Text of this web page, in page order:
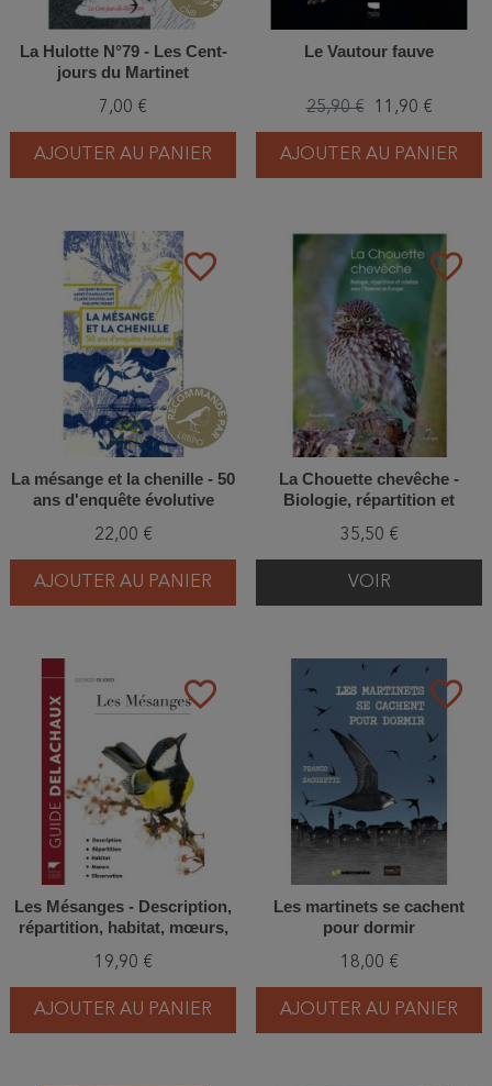
La Hulotte N°79 - Les Cent-
jours du Martinet
7,00 €
AJOUTER AU PANIER
Le Vautour fauve
25,90 € 11,90 €
AJOUTER AU PANIER
favorite_border
La mésange et la chenille - 50
ans d'enquête évolutive
22,00 €
AJOUTER AU PANIER
favorite_border
La Chouette chevêche -
Biologie, répartition et
Europe
35,50 €
VOIR
favorite_border
Les Mésanges - Description,
répartition, habitat, mœurs,
19,90 €
AJOUTER AU PANIER
favorite_border
Les martinets se cachent
pour dormir
18,00 €
AJOUTER AU PANIER